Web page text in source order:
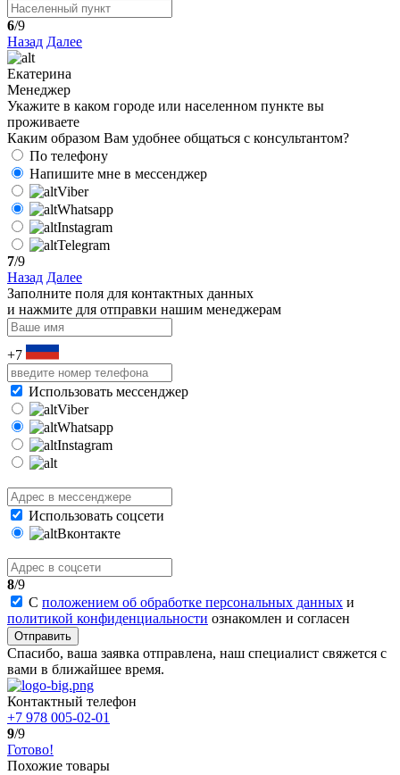
6/9
Назад Далее
Екатерина
Менеджер
Укажите в каком городе или населенном пункте вы
проживаете
Каким образом Вам удобнее общаться с консультантом?
По телефону
Напишите мне в мессенджер
Viber
Whatsapp
Instagram
Telegram
7/9
Назад Далее
Заполните поля для контактных данных
и нажмите для отправки нашим менеджерам
+7
Использовать мессенджер
Viber
Whatsapp
Instagram
Использовать соцсети
Вконтакте
8/9
С положением об обработке персональных данных и
политикой конфиденциальности ознакомлен и согласен
Отправить
Спасибо, ваша заявка отправлена, наш специалист свяжется с
вами в ближайшее время.
Контактный телефон
+7 978 005-02-01
9/9
Готово!
Похожие товары